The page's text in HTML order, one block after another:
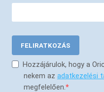
FELIRATKOZÁS
Hozzájárulok, hogy a
nekem az adatkezelési
megfelelően.